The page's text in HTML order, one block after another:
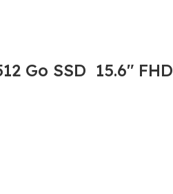
Go SSD 15.6″ FHD